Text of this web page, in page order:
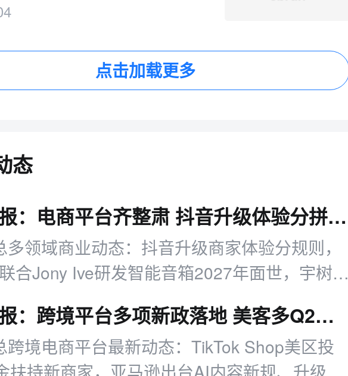
点击加载更多
态
零售日报：电商平台齐整肃 抖音升级体验分拼多多打击虚假宣传
多领域商业动态：抖音升级商家体验分规则，
合Jony Ive研发智能音箱2027年面世，宇树科
跨境日报：跨境平台多项新政落地 美客多Q2营收同比增50%
跨境电商平台最新动态：TikTok Shop美区投
扶持新商家，亚马逊出台AI内容新规、升级卖